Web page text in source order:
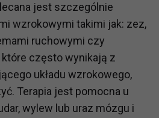
jest szczególnie
wzrokowymi takimi jak: zez,
ruchowymi czy
często wynikają z
układu wzrokowego,
Terapia jest pomocna u
wylew lub uraz mózgu i